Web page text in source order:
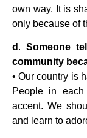
own way. It is
only because of
d .Someone
community
• Our country is
People in
accent. We
and learn to